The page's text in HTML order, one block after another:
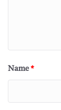
Name*